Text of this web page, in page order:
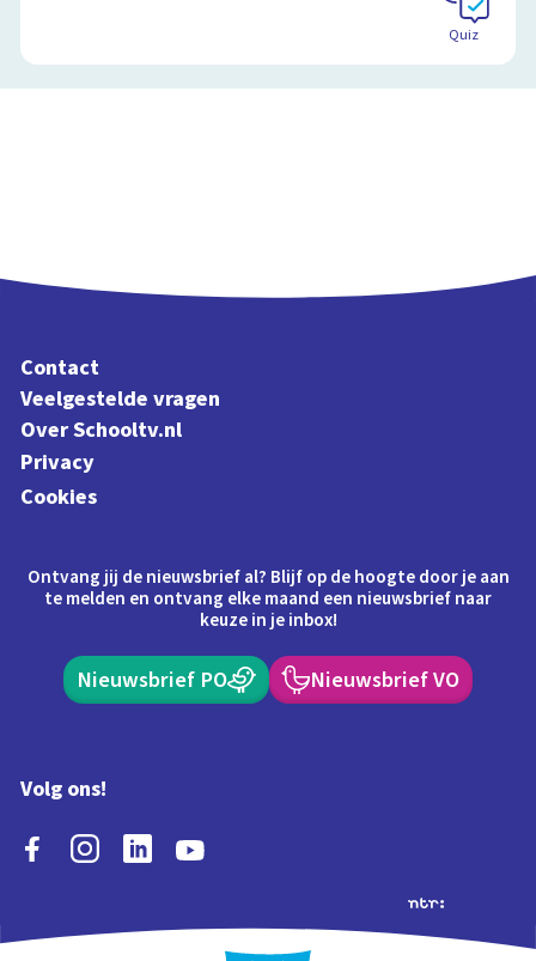
Quiz
Contact
Veelgestelde vragen
Over Schooltv.nl
Privacy
Cookies
Ontvang jij de nieuwsbrief al? Blijf op de hoogte door je aan
te melden en ontvang elke maand een nieuwsbrief naar
keuze in je inbox!
Nieuwsbrief PO Nieuwsbrief VO
Volg ons!